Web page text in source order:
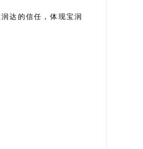
达的信任，体现宝润